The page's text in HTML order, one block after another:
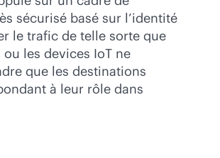
sécurisé basé sur l’identité
le trafic de telle sorte que
les devices IoT ne
que les destinations
à leur rôle dans